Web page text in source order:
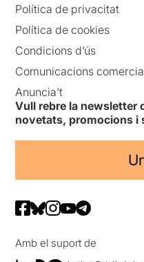
Política de privacitat
Política de cookies
Condicions d’ús
Comunicacions
Anuncia’t
Vull rebre la newsletter
novetats, promocions i
Amb el suport de